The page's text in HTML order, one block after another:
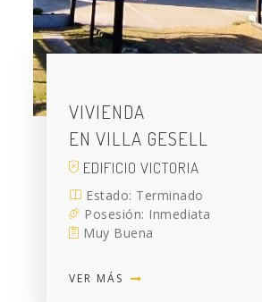
VIVIENDA
EN VILLA GESELL
EDIFICIO VICTORIA
Estado: Terminado
Posesión: Inmediata
Muy Buena
VER MÁS